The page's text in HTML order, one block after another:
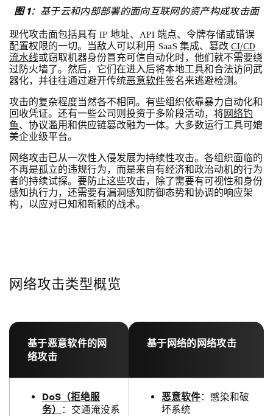
图 1：基于云和内部部署的面向互联网的资产构成攻击面
现代攻击面包括具有 IP 地址、API 端点、令牌存储或错误
配置权限的一切。当敌人可以利用 SaaS 集成、篡改 CI/CD
流水线或窃取机器身份冒充可信自动化时，他们就不需要绕
过防火墙了。然后，它们在进入后将本地工具和合法访问武
器化，并往往通过避开传统恶意软件签名来逃避检测。
攻击的复杂程度当然各不相同。有些组织依靠暴力自动化和
回收凭证。还有一些公司则投资于多阶段活动，将网络钓
鱼、协议滥用和供应链篡改融为一体。大多数运行工具可媲
美企业级平台。
网络攻击已从一次性入侵发展为持续性攻击。各组织面临的
不再是孤立的违规行为，而是来自有经济和政治动机的行为
者的持续试探。要防止这些攻击，除了需要有可视性和身份
感知执行力，还需要有漏洞感知防御态势和协调的响应架
构，以应对已知和新颖的战术。
网络攻击类型概览
基于恶意软件的网
络攻击
基于网络的网络攻击
DoS（拒绝服
务）
：交通淹没系
恶意软件：感染和破
坏系统